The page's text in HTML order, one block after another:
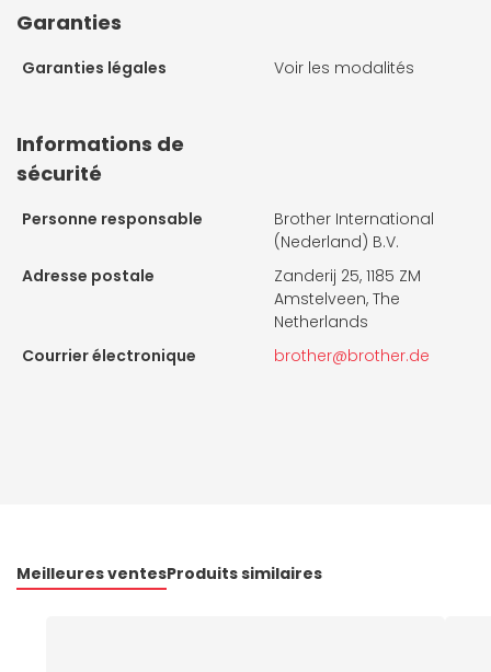
Garanties
Garanties légales Voir les modalités
Informations de
sécurité
Personne responsable
Brother International
(Nederland) B.V.
Adresse postale
Zanderij 25, 1185 ZM
Amstelveen, The
Netherlands
Courrier électronique
brother@brother.de
Meilleures ventesProduits similaires